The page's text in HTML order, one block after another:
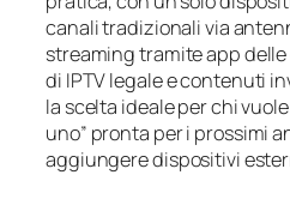
canali tradizionali via
streaming tramite app
di IPTV legale e contenuti
la scelta ideale per chi
uno” pronta per i prossimi
aggiungere dispositivi